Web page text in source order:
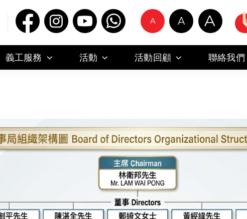
A A A
義工服務 活動 活動回顧 聯絡我們